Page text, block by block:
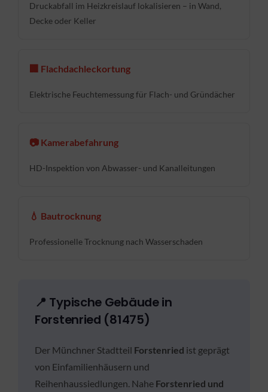
Druckabfall im Heizkreislauf lokalisieren – in Wand,
Decke oder Keller
🏢 Flachdachleckortung
Elektrische Feuchtemessung für Flach- und Gründächer
📷 Kamerabefahrung
HD-Inspektion von Abwasser- und Kanalleitungen
💧 Bautrocknung
Professionelle Trocknung nach Wasserschaden
📍 Typische Gebäude in
Forstenried (81475)
Der Münchner Stadtteil Forstenried ist geprägt
von Einfamilienhäusern und
Reihenhaussiedlungen. Nahe Forstenried und